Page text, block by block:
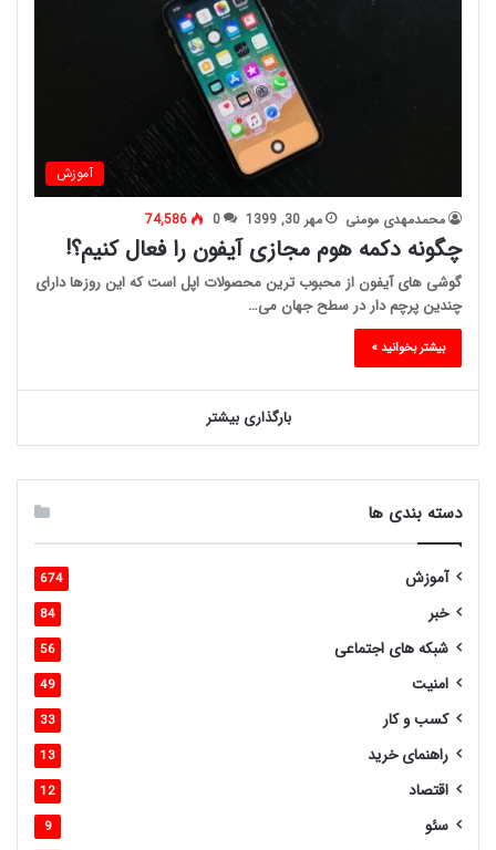
آموزش
محمدمهدی مومنی مهر 30, 1399 0
74,586
چگونه دکمه هوم مجازی آیفون را فعال کنیم؟!
گوشی های آیفون از محبوب ترین محصولات اپل است که این روزها دارای
چندین پرچم دار در سطح جهان می…
بیشتر بخوانید »
بارگذاری بیشتر
دسته بندی ها
آموزش 674
خبر 84
شبکه های اجتماعی 56
امنیت 49
کسب و کار 33
راهنمای خرید 13
اقتصاد 12
سئو 9